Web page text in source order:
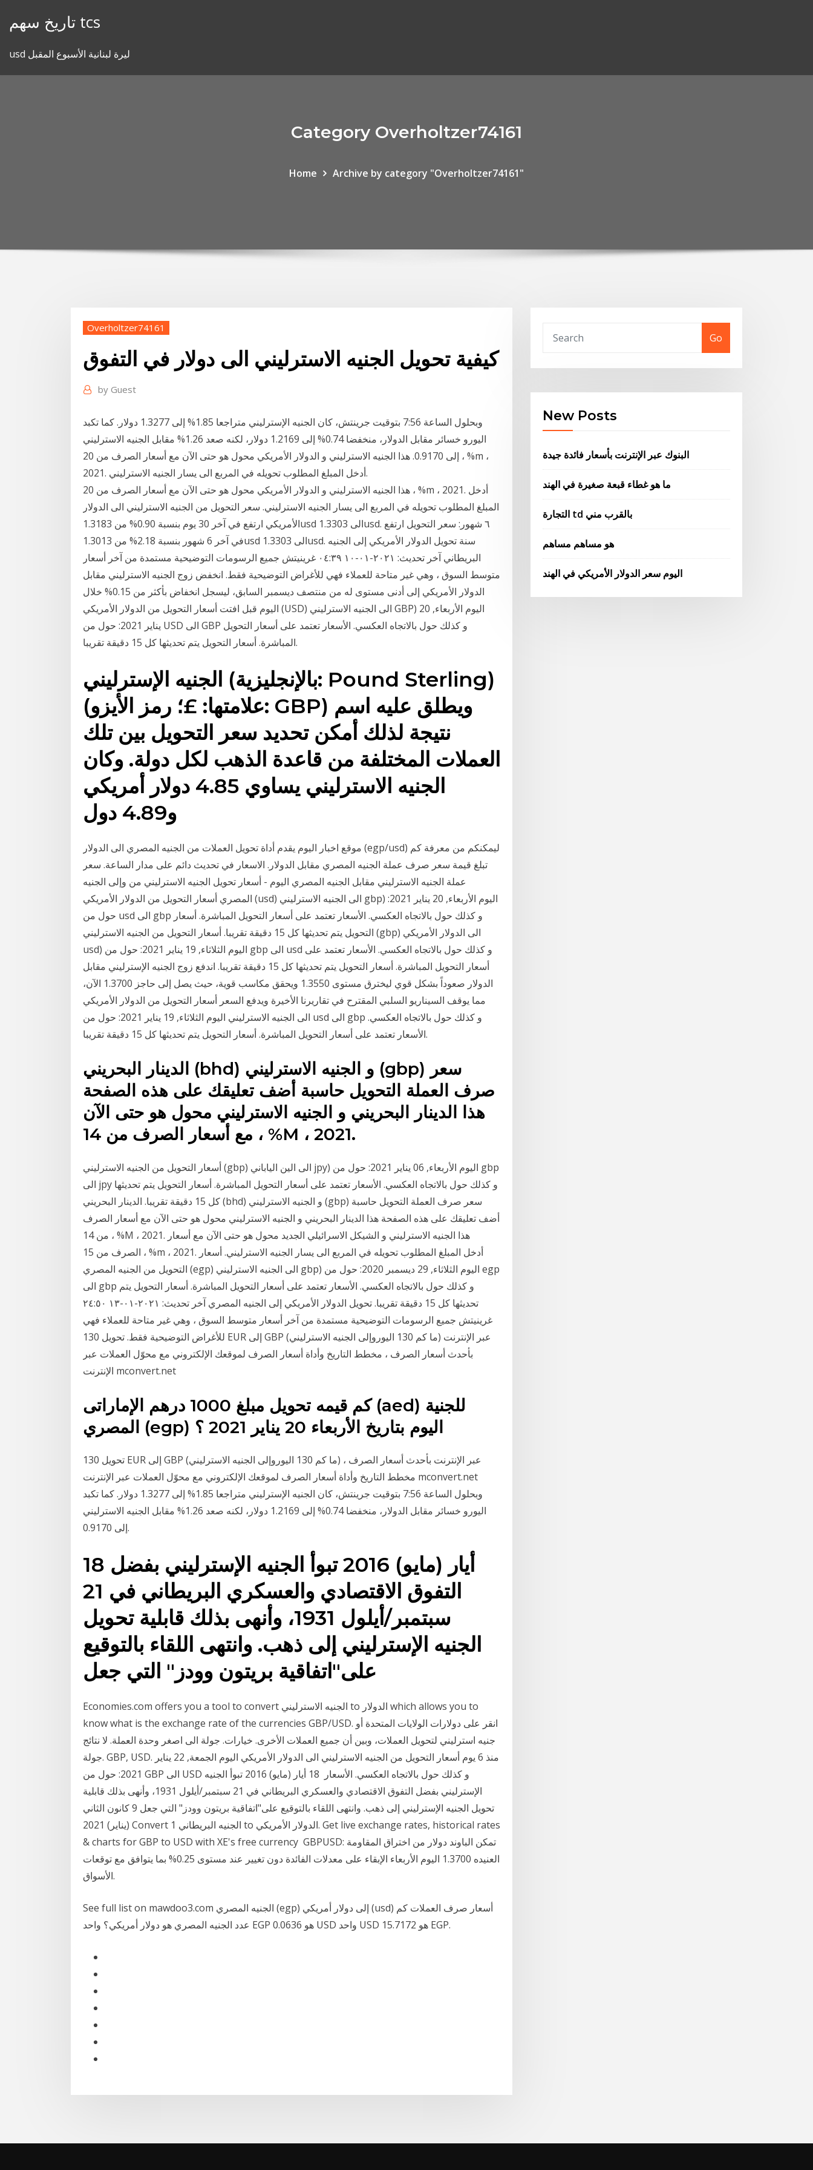
تاريخ سهم tcs
usd ليرة لبنانية الأسبوع المقبل
Category Overholtzer74161
Home Archive by category "Overholtzer74161"
Overholtzer74161
كيفية تحويل الجنيه الاسترليني الى دولار في التفوق
by Guest
وبحلول الساعة 7:56 بتوقيت جرينتش، كان الجنيه الإسترليني متراجعا 1.85% إلى 1.3277 دولار. كما تكبد
اليورو خسائر مقابل الدولار، منخفضا 0.74% إلى 1.2169 دولار، لكنه صعد 1.26% مقابل الجنيه الاسترليني
إلى 0.9170. هذا الجنيه الاسترليني و الدولار الأمريكي محول هو حتى الآن مع أسعار الصرف من 20 ، %m ،
2021. أدخل المبلغ المطلوب تحويله في المربع الى يسار الجنيه الاسترليني.
هذا الجنيه الاسترليني و الدولار الأمريكي محول هو حتى الآن مع أسعار الصرف من 20 ، %m ، 2021. أدخل
المبلغ المطلوب تحويله في المربع الى يسار الجنيه الاسترليني. سعر التحويل من الجنيه الاسترليني الى الدولار
الأمريكي ارتفع في آخر 30 يوم بنسبة 0.90% من 1.3183usd الى 1.3303usd. ٦ شهور: سعر التحويل ارتفع
في آخر 6 شهور بنسبة 2.18% من 1.3013usd الى 1.3303usd. سنة تحويل الدولار الأمريكي إلى الجنيه
البريطاني آخر تحديث: ٢٠٢١-٠١-١٠ ٠٤:٣٩ غرينيتش جميع الرسومات التوضيحية مستمدة من آخر أسعار
متوسط السوق ، وهي غير متاحة للعملاء فهي للأغراض التوضيحية فقط. انخفض زوج الجنيه الاسترليني مقابل
الدولار الأمريكي إلى أدنى مستوى له من منتصف ديسمبر السابق، ليسجل انخفاض بأكثر من 0.15% خلال
اليوم قبل افتت أسعار التحويل من الدولار الأمريكي (USD) الى الجنيه الاسترليني GBP) اليوم الأربعاء, 20
يناير 2021: حول من USD الى GBP و كذلك حول بالاتجاه العكسي. الأسعار تعتمد على أسعار التحويل
المباشرة. أسعار التحويل يتم تحديثها كل 15 دقيقة تقريبا.
الجنيه الإسترليني (بالإنجليزية: Pound Sterling)‏
(علامتها: £؛ رمز الأيزو: GBP) ويطلق عليه اسم
نتيجة لذلك أمكن تحديد سعر التحويل بين تلك
العملات المختلفة من قاعدة الذهب لكل دولة. وكان
الجنيه الاسترليني يساوي 4.85 دولار أمريكي
و4.89 دول
موقع اخبار اليوم يقدم أداة تحويل العملات من الجنيه المصري الى الدولار (egp/usd) ليمكنكم من معرفة كم
تبلغ قيمة سعر صرف عملة الجنيه المصري مقابل الدولار. الاسعار في تحديث دائم على مدار الساعة. سعر
عملة الجنيه الاسترليني مقابل الجنيه المصري اليوم - أسعار تحويل الجنيه الاسترليني من وإلى الجنيه
المصري أسعار التحويل من الدولار الأمريكي (usd) الى الجنيه الاسترليني gbp) اليوم الأربعاء, 20 يناير 2021:
حول من usd الى gbp و كذلك حول بالاتجاه العكسي. الأسعار تعتمد على أسعار التحويل المباشرة. أسعار
التحويل يتم تحديثها كل 15 دقيقة تقريبا. أسعار التحويل من الجنيه الاسترليني (gbp) الى الدولار الأمريكي
usd) اليوم الثلاثاء, 19 يناير 2021: حول من gbp الى usd و كذلك حول بالاتجاه العكسي. الأسعار تعتمد على
أسعار التحويل المباشرة. أسعار التحويل يتم تحديثها كل 15 دقيقة تقريبا. اندفع زوج الجنيه الإسترليني مقابل
الدولار صعوداً بشكل قوي ليخترق مستوى 1.3550 ويحقق مكاسب قوية، حيث يصل إلى حاجز 1.3700 الآن،
مما يوقف السيناريو السلبي المقترح في تقاريرنا الأخيرة ويدفع السعر أسعار التحويل من الدولار الأمريكي
الى الجنيه الاسترليني اليوم الثلاثاء, 19 يناير 2021: حول من usd الى gbp و كذلك حول بالاتجاه العكسي.
الأسعار تعتمد على أسعار التحويل المباشرة. أسعار التحويل يتم تحديثها كل 15 دقيقة تقريبا.
الدينار البحريني (bhd) و الجنيه الاسترليني (gbp) سعر
صرف العملة التحويل حاسبة أضف تعليقك على هذه الصفحة
هذا الدينار البحريني و الجنيه الاسترليني محول هو حتى الآن
مع أسعار الصرف من 14 ، %M ، 2021.
أسعار التحويل من الجنيه الاسترليني (gbp) الى الين الياباني jpy) اليوم الأربعاء, 06 يناير 2021: حول من gbp
الى jpy و كذلك حول بالاتجاه العكسي. الأسعار تعتمد على أسعار التحويل المباشرة. أسعار التحويل يتم تحديثها
كل 15 دقيقة تقريبا. الدينار البحريني (bhd) و الجنيه الاسترليني (gbp) سعر صرف العملة التحويل حاسبة
أضف تعليقك على هذه الصفحة هذا الدينار البحريني و الجنيه الاسترليني محول هو حتى الآن مع أسعار الصرف
من 14 ، %M ، 2021. هذا الجنيه الاسترليني و الشيكل الاسرائيلي الجديد محول هو حتى الآن مع أسعار
الصرف من 15 ، %m ، 2021. أدخل المبلغ المطلوب تحويله في المربع الى يسار الجنيه الاسترليني. أسعار
التحويل من الجنيه المصري (egp) الى الجنيه الاسترليني gbp) اليوم الثلاثاء, 29 ديسمبر 2020: حول من egp
الى gbp و كذلك حول بالاتجاه العكسي. الأسعار تعتمد على أسعار التحويل المباشرة. أسعار التحويل يتم
تحديثها كل 15 دقيقة تقريبا. تحويل الدولار الأمريكي إلى الجنيه المصري آخر تحديث: ٢٠٢١-٠١-١٣ ٢٤:٥٠
غرينيتش جميع الرسومات التوضيحية مستمدة من آخر أسعار متوسط السوق ، وهي غير متاحة للعملاء فهي
للأغراض التوضيحية فقط. تحويل 130 EUR إلى GBP (ما كم 130 اليوروإلى الجنيه الاسترليني) عبر الإنترنت
بأحدث أسعار الصرف ، مخطط التاريخ وأداة أسعار الصرف لموقعك الإلكتروني مع محوّل العملات عبر
الإنترنت mconvert.net
كم قيمه تحويل مبلغ 1000 درهم الإماراتى (aed) للجنية
المصري (egp) اليوم بتاريخ الأربعاء 20 يناير 2021 ؟
تحويل 130 EUR إلى GBP (ما كم 130 اليوروإلى الجنيه الاسترليني) عبر الإنترنت بأحدث أسعار الصرف ،
مخطط التاريخ وأداة أسعار الصرف لموقعك الإلكتروني مع محوّل العملات عبر الإنترنت mconvert.net
وبحلول الساعة 7:56 بتوقيت جرينتش، كان الجنيه الإسترليني متراجعا 1.85% إلى 1.3277 دولار. كما تكبد
اليورو خسائر مقابل الدولار، منخفضا 0.74% إلى 1.2169 دولار، لكنه صعد 1.26% مقابل الجنيه الاسترليني
إلى 0.9170.
18 أيار (مايو) 2016 تبوأ الجنيه الإسترليني بفضل
التفوق الاقتصادي والعسكري البريطاني في 21
سبتمبر/أيلول 1931، وأنهى بذلك قابلية تحويل
الجنيه الإسترليني إلى ذهب. وانتهى اللقاء بالتوقيع
على"اتفاقية بريتون وودز" التي جعل
Economies.com offers you a tool to convert الجنيه الاسترليني to الدولار which allows you to
know what is the exchange rate of the currencies GBP/USD. انقر على دولارات الولايات المتحدة أو
جنيه استرليني لتحويل العملات، وبين أن جميع العملات الأخرى. خيارات. جولة الى اصغر وحدة العملة. لا نتائج
جولة. GBP, USD. منذ 6 يوم أسعار التحويل من الجنيه الاسترليني الى الدولار الأمريكي اليوم الجمعة, 22 يناير
2021: حول من GBP الى USD و كذلك حول بالاتجاه العكسي. الأسعار 18 أيار (مايو) 2016 تبوأ الجنيه
الإسترليني بفضل التفوق الاقتصادي والعسكري البريطاني في 21 سبتمبر/أيلول 1931، وأنهى بذلك قابلية
تحويل الجنيه الإسترليني إلى ذهب. وانتهى اللقاء بالتوقيع على"اتفاقية بريتون وودز" التي جعل 9 كانون الثاني
(يناير) 2021 Convert 1 الجنيه البريطاني to الدولار الأمريكي. Get live exchange rates, historical rates
& charts for GBP to USD with XE's free currency GBPUSD: تمكن الباوند دولار من اختراق المقاومة
العنيده 1.3700 اليوم الأربعاء الإبقاء على معدلات الفائدة دون تغيير عند مستوى 0.25% بما يتوافق مع توقعات
الأسواق.
See full list on mawdoo3.com الجنيه المصري (egp) إلى دولار أمريكي (usd) أسعار صرف العملات كم
عدد الجنيه المصري هو دولار أمريكي؟ واحد EGP هو 0.0636 USD واحد USD هو 15.7172 EGP.
Go
New Posts
البنوك عبر الإنترنت بأسعار فائدة جيدة
ما هو غطاء قبعة صغيرة في الهند
التجارة td بالقرب مني
هو مساهم مساهم
اليوم سعر الدولار الأمريكي في الهند